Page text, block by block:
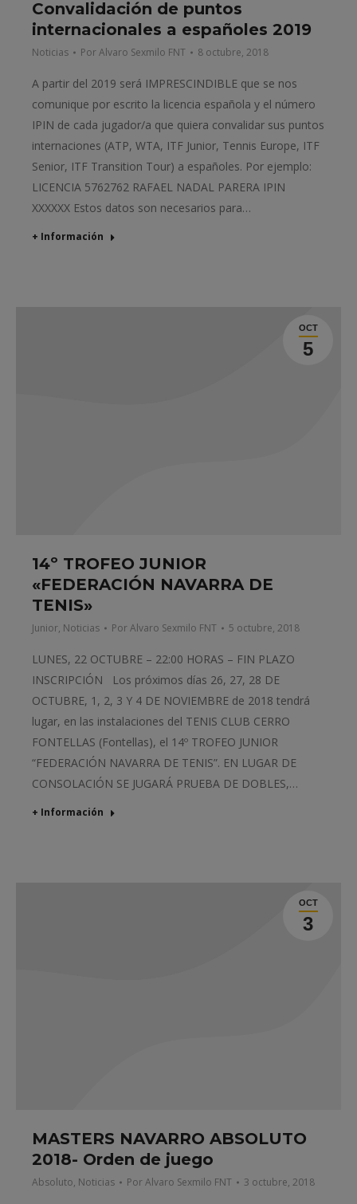
Convalidación de puntos
internacionales a españoles 2019
Noticias PorAlvaro Sexmilo FNT 8 octubre, 2018
A partir del 2019 será IMPRESCINDIBLE que se nos
comunique por escrito la licencia española y el número
IPIN de cada jugador/a que quiera convalidar sus puntos
internaciones (ATP, WTA, ITF Junior, Tennis Europe, ITF
Senior, ITF Transition Tour) a españoles. Por ejemplo:
LICENCIA 5762762 RAFAEL NADAL PARERA IPIN
XXXXXX Estos datos son necesarios para…
+ Información
OCT
5
14º TROFEO JUNIOR
«FEDERACIÓN NAVARRA DE
TENIS»
Junior, Noticias PorAlvaro Sexmilo FNT 5 octubre, 2018
LUNES, 22 OCTUBRE – 22:00 HORAS – FIN PLAZO
INSCRIPCIÓN Los próximos días 26, 27, 28 DE
OCTUBRE, 1, 2, 3 Y 4 DE NOVIEMBRE de 2018 tendrá
lugar, en las instalaciones del TENIS CLUB CERRO
FONTELLAS (Fontellas), el 14º TROFEO JUNIOR
“FEDERACIÓN NAVARRA DE TENIS”. EN LUGAR DE
CONSOLACIÓN SE JUGARÁ PRUEBA DE DOBLES,…
+ Información
OCT
3
MASTERS NAVARRO ABSOLUTO
2018- Orden de juego
Absoluto, Noticias PorAlvaro Sexmilo FNT 3 octubre, 2018